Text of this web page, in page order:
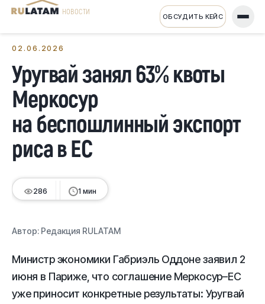
НОВОСТИ ОБСУДИТЬ КЕЙС
02.06.2026
Уругвай занял 63% квоты
Меркосур
на беспошлинный экспорт
риса в ЕС
286 1 мин
Автор: Редакция RULATAM
Министр экономики Габриэль Оддоне заявил 2
июня в Париже, что соглашение Меркосур–ЕС
уже приносит конкретные результаты: Уругвай